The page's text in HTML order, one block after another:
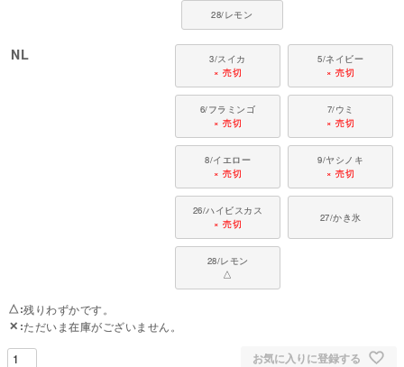
28/レモン
NL
3/スイカ
× 売切
5/ネイビー
× 売切
6/フラミンゴ
× 売切
7/ウミ
× 売切
8/イエロー
× 売切
9/ヤシノキ
× 売切
26/ハイビスカス
× 売切
27/かき氷
28/レモン
△
△ 残りわずかです。
✕ ただいま在庫がございません。
お気に入りに登録する